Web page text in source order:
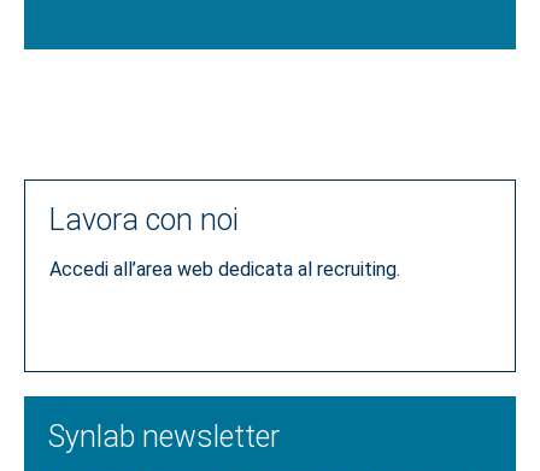
Lavora con noi
Accedi all’area web dedicata al recruiting.
Synlab newsletter